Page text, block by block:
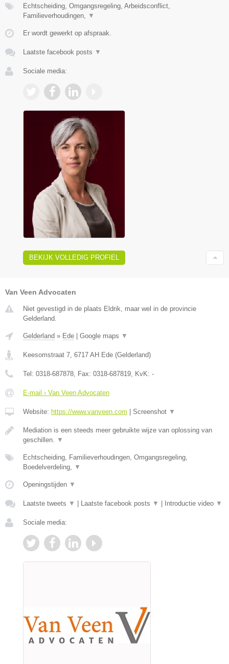
Echtscheiding, Omgangsregeling, Arbeidsconflict,
Familieverhoudingen, ▼
Er wordt gewerkt op afspraak.
Laatste facebook posts ▼
Sociale media:
BEKIJK VOLLEDIG PROFIEL
Van Veen Advocaten
Niet gevestigd in de plaats Eldrik, maar wel in de provincie
Gelderland.
Gelderland » Ede Google maps ▼
Keesomstraat 7 6717 AH Ede (Gelderland)
Tel: 0318-687878 , Fax: 0318-687819 , KvK: -
E-mail › Van Veen Advocaten
Website: https://www.vanveen.com Screenshot ▼
Mediation is een steeds meer gebruikte wijze van oplossing van
geschillen.
▼
Echtscheiding, Familieverhoudingen, Omgangsregeling,
Boedelverdeling,
▼
Openingstijden ▼
Laatste tweets ▼ Laatste facebook posts ▼ Introductie video ▼
Sociale media: